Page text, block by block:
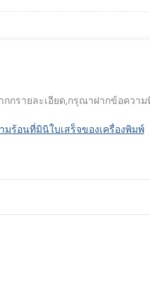
รายละเอียด,กรุณาฝากข้อความ
มร้อนที่มินิใบเสร็จของเครื่องพิมพ์